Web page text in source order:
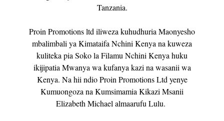
Tanzania.
Proin Promotions ltd iliweza kuhudhuria Maonyesho
mbalimbali ya Kimataifa Nchini Kenya na kuweza
kuliteka pia Soko la Filamu Nchini Kenya huku
ikijipatia Mwanya wa kufanya kazi na wasanii wa
Kenya. Na hii ndio Proin Promotions Ltd yenye
Kumuongoza na Kumsimamia Kikazi Msanii
Elizabeth Michael almaarufu Lulu.